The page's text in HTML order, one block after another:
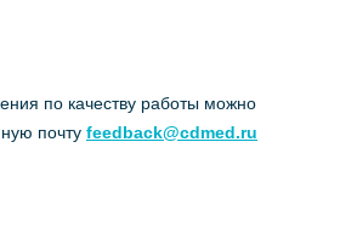
по качеству работы можно
почту feedback@cdmed.ru